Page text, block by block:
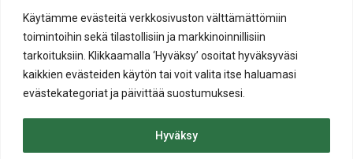
Käytämme evästeitä verkkosivuston välttämättömiin
toimintoihin sekä tilastollisiin ja markkinoinnillisiin
tarkoituksiin. Klikkaamalla ‘Hyväksy’ osoitat hyväksyväsi
kaikkien evästeiden käytön tai voit valita itse haluamasi
evästekategoriat ja päivittää suostumuksesi.
Hyväksy